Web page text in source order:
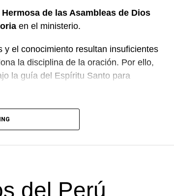
de las Asambleas de Dios
en el ministerio.
el conocimiento resultan insuficientes
la disciplina de la oración. Por ello,
la guía del Espíritu Santo para
las distintas congregaciones para
del Perú